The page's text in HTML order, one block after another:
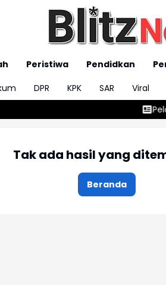
Peristiwa Pendidkan
DPR KPK SAR Viral
Pelaku
Tak ada hasil yang
Beranda